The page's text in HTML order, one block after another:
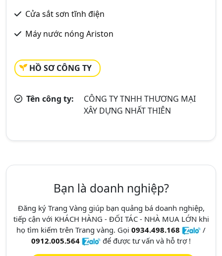
Cửa sắt sơn tĩnh điện
Máy nước nóng Ariston
HỒ SƠ CÔNG TY
Tên công ty:
CÔNG TY TNHH THƯƠNG MẠI
XÂY DỰNG NHẤT THIÊN
Bạn là doanh nghiệp?
Đăng ký Trang Vàng giúp bạn quảng bá doanh nghiệp,
tiếp cận với KHÁCH HÀNG - ĐỐI TÁC - NHÀ MUA LỚN khi
họ tìm kiếm trên Trang vàng. Gọi 0934.498.168
/
0912.005.564
để được tư vấn và hỗ trợ !